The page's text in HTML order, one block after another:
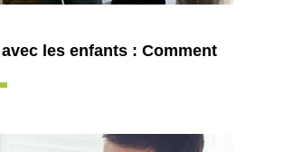
les enfants : Comment